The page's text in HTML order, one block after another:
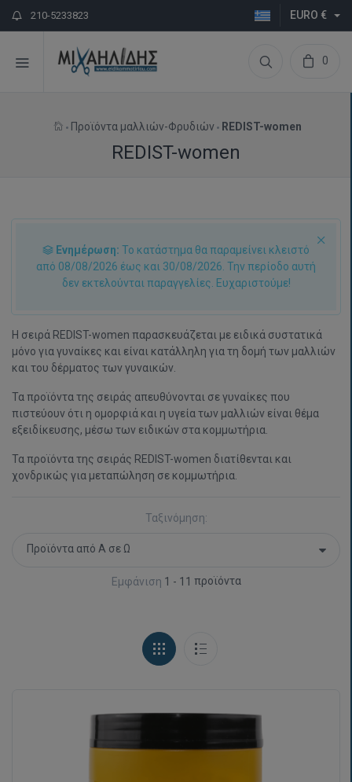
210-5233823 EURO €
0
Προϊόντα μαλλιών-Φρυδιών REDIST-women
REDIST-women
Ενημέρωση: Το κατάστημα θα παραμείνει κλειστό
από 08/08/2026 έως και 30/08/2026. Την περίοδο αυτή
δεν εκτελούνται παραγγελίες. Ευχαριστούμε!
Η σειρά REDIST-women παρασκευάζεται με ειδικά συστατικά
μόνο για γυναίκες και είναι κατάλληλη για τη δομή των μαλλιών
και του δέρματος των γυναικών.
Τα προϊόντα της σειράς απευθύνονται σε γυναίκες που
πιστεύουν ότι η ομορφιά και η υγεία των μαλλιών είναι θέμα
εξειδίκευσης, μέσω των ειδικών στα κομμωτήρια.
Τα προϊόντα της σειράς REDIST-women διατίθενται και
χονδρικώς για μεταπώληση σε κομμωτήρια.
Ταξινόμηση:
Εμφάνιση 1 - 11 προϊόντα